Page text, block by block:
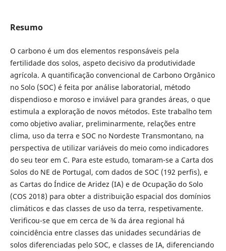
Resumo
O carbono é um dos elementos responsáveis pela
fertilidade dos solos, aspeto decisivo da produtividade
agrícola. A quantificação convencional de Carbono Orgânico
no Solo (SOC) é feita por análise laboratorial, método
dispendioso e moroso e inviável para grandes áreas, o que
estimula a exploração de novos métodos. Este trabalho tem
como objetivo avaliar, preliminarmente, relações entre
clima, uso da terra e SOC no Nordeste Transmontano, na
perspectiva de utilizar variáveis do meio como indicadores
do seu teor em C. Para este estudo, tomaram-se a Carta dos
Solos do NE de Portugal, com dados de SOC (192 perfis), e
as Cartas do Índice de Aridez (IA) e de Ocupação do Solo
(COS 2018) para obter a distribuição espacial dos domínios
climáticos e das classes de uso da terra, respetivamente.
Verificou-se que em cerca de ¾ da área regional há
coincidência entre classes das unidades secundárias de
solos diferenciadas pelo SOC, e classes de IA, diferenciando